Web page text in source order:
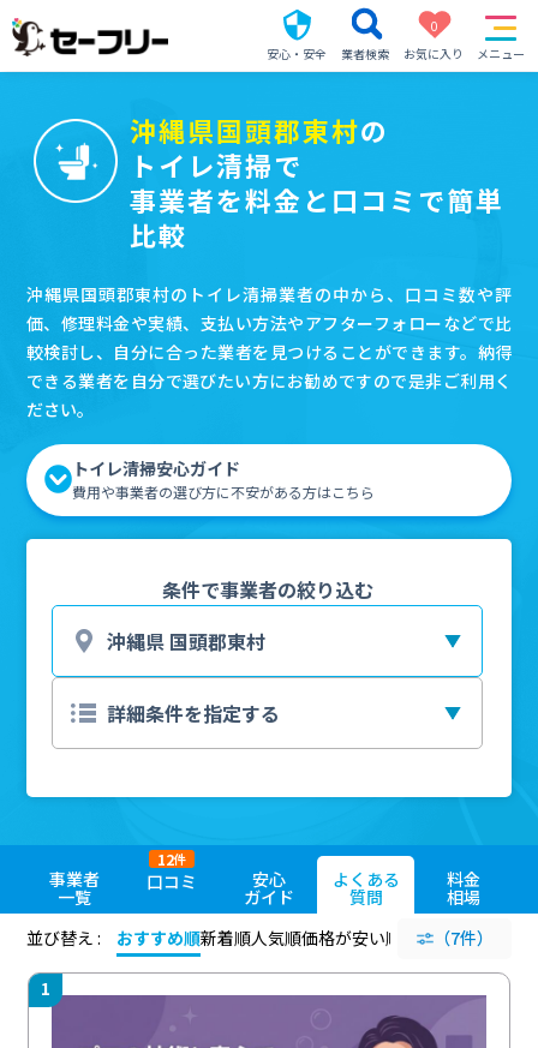
安心・安全 業者検索
0
お気に入り
メニュー
沖縄県国頭郡東村の
トイレ清掃で
事業者を料金と口コミで簡単
比較
沖縄県国頭郡東村のトイレ清掃業者の中から、口コミ数や評
価、修理料金や実績、支払い方法やアフターフォローなどで比
較検討し、自分に合った業者を見つけることができます。納得
できる業者を自分で選びたい方にお勧めですので是非ご利用く
ださい。
トイレ清掃安心ガイド
費用や事業者の選び方に不安がある方はこちら
条件で事業者の絞り込む
事業者
一覧
口コミ
12件
安心
ガイド
よくある
質問
料金
相場
並び替え :
おすすめ順新着順人気順価格が安い順 評価が高い順
（7件）
1